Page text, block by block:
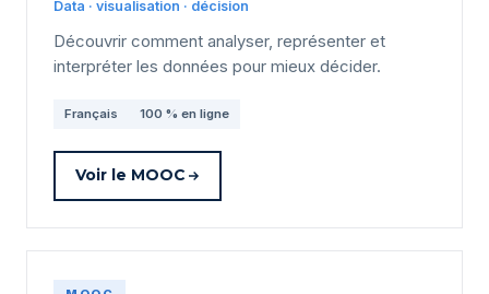
Data · visualisation · décision
Découvrir comment analyser, représenter et
interpréter les données pour mieux décider.
Français 100 % en ligne
Voir le MOOC